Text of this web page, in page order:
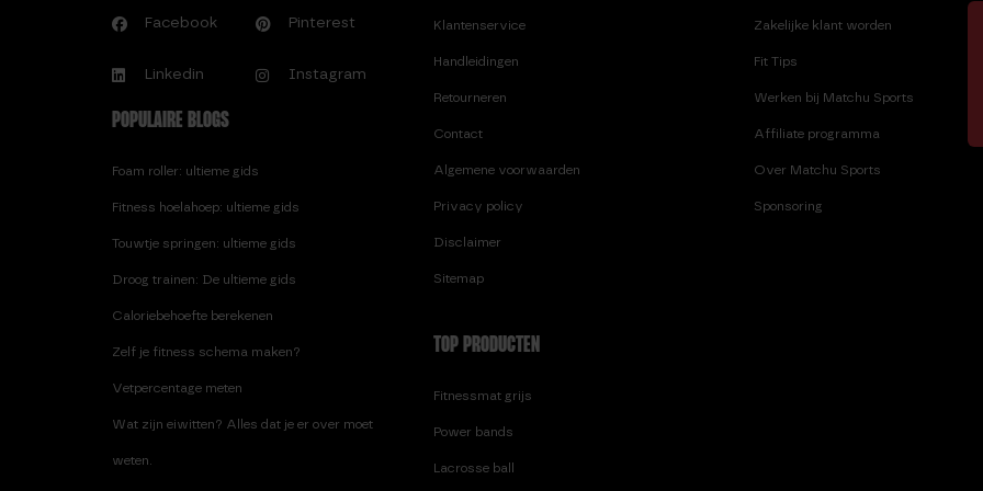
STANGEN
BARBELL PAD
C.
WAAROM JE ERMEE MOET
BEGINNEN!
COOKIE PROTEIN BARS | 24-
PACK – THT: 15-04-2026
D.
DE VOORDELEN VAN HET
VERBETEREN VAN
HEXA DUMBBELL 17,5 KG
KNEE WRAPS
L.
LIFTING STRAPS
Facebook Pinterest
Linkedin Instagram
POPULAIRE BLOGS
Foam roller: ultieme gids
Fitness hoelahoep: ultieme gids
Touwtje springen: ultieme gids
Droog trainen: De ultieme gids
Caloriebehoefte berekenen
Zelf je fitness schema maken?
Vetpercentage meten
Wat zijn eiwitten? Alles dat je er over moet
weten.
Klantenservice
Handleidingen
Retourneren
Contact
Algemene voorwaarden
Privacy policy
Disclaimer
Sitemap
TOP PRODUCTEN
Fitnessmat grijs
Power bands
Lacrosse ball
Zakelijke klant worden
Fit Tips
Werken bij Matchu Sports
Affiliate programma
Over Matchu Sports
Sponsoring